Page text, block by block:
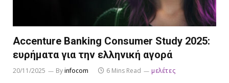
Accenture Banking Consumer Study 2025:
ευρήματα για την ελληνική αγορά
20/11/2025 Byinfocom 6 Mins Read μελέτες